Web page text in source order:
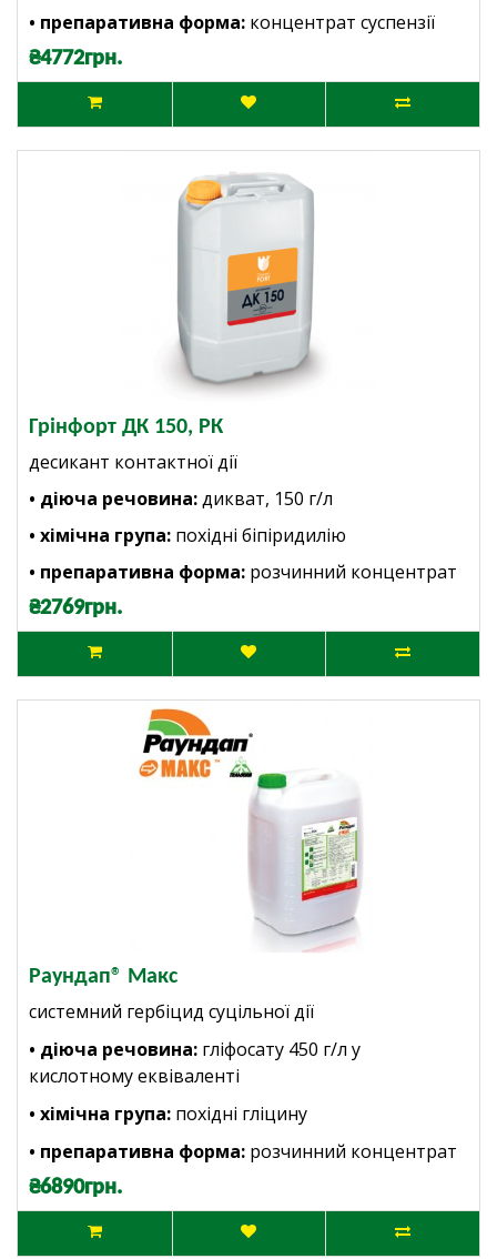
• препаративна форма: концентрат суспензії
₴4772грн.
Грінфорт ДК 150, РК
десикант контактної дії
• діюча речовина:дикват, 150 г/л
• хімічна група: похідні біпіридилію
• препаративна форма: розчинний концентрат
₴2769грн.
Раундап® Макс
системний гербіцид суцільної дії
• діюча речовина: гліфосату 450 г/л у
кислотному еквіваленті
• хімічна група: похідні гліцину
• препаративна форма: розчинний концентрат
₴6890грн.